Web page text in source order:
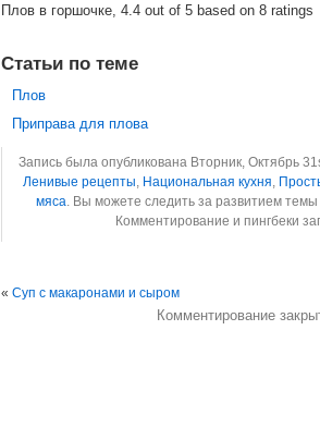
Плов в горшочке, 4.4 out of 5 based on 8 ratings
Статьи по теме
Плов
Приправа для плова
Запись была опубликована Вторник, Октябрь
Ленивые рецепты, Национальная кухня,
мяса. Вы можете следить за развитием
Комментирование и пингбеки
« Суп с макаронами и сыром
Комментирование